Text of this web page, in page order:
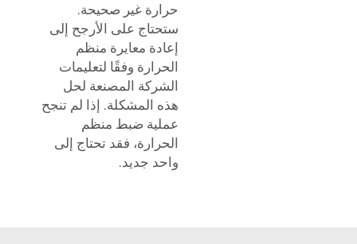
حرارة غير صحيحة.
ستحتاج على الأرجح إلى
إعادة معايرة منظم
الحرارة وفقًا لتعليمات
الشركة المصنعة لحل
هذه المشكلة. إذا لم تنجح
عملية ضبط منظم
الحرارة، فقد تحتاج إلى
واحد جديد.